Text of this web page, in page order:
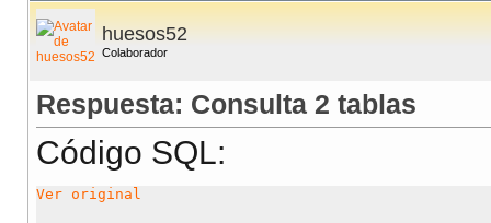
huesos52
Colaborador
Respuesta: Consulta 2 tablas
Código SQL:
Ver original